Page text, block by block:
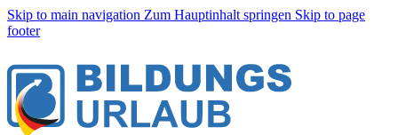
Skip to main navigation Zum Hauptinhalt springen Skip to page
footer